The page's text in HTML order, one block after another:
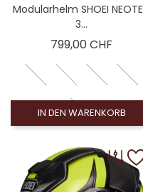
Modularhelm SHOEI
3...
799,00 CHF
IN DEN WARENKORB